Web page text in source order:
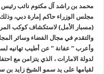
محمد بن راشد آل مكتوم نائب رئيس
مجلس الوزراء حاكم إمارة دبي،
(مسبار الأمل) لاستكشاف كوكب
والتقدم في مجال الفضاء وسائر
وأعرب ” عفانة ” عن أطيب تهانيه
لدولة الامارات ، الذي يتزامن مع
لقيامها على يد سمو الشيخ زايد بن